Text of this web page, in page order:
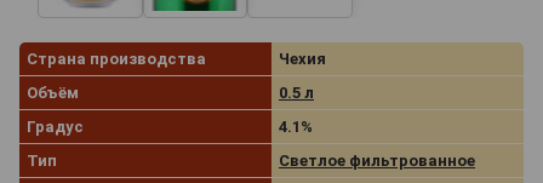
Страна производства
Чехия
Объём
0.5 л
Градус
4.1%
Тип
Светлое фильтрованное